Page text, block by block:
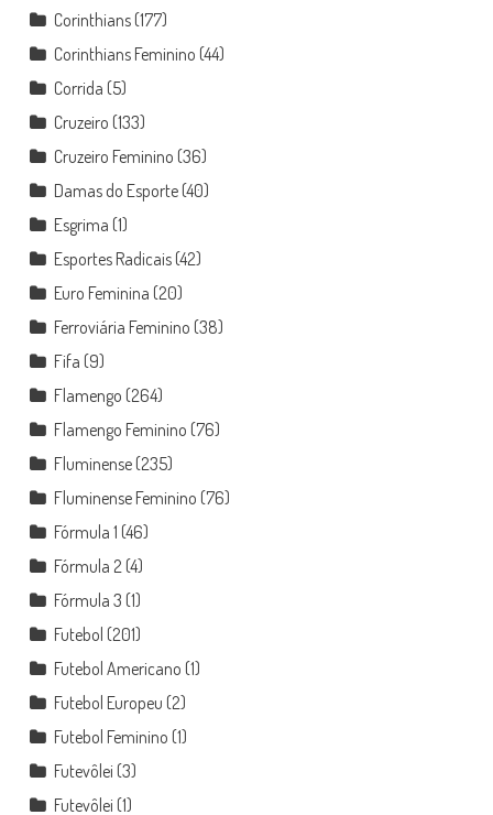
Corinthians(177)
Corinthians Feminino (44)
Corrida (5)
Cruzeiro (133)
Cruzeiro Feminino (36)
Damas do Esporte(40)
Esgrima (1)
Esportes Radicais(42)
Euro Feminina (20)
Ferroviária Feminino (38)
Fifa (9)
Flamengo (264)
Flamengo Feminino (76)
Fluminense(235)
Fluminense Feminino (76)
Fórmula 1 (46)
Fórmula 2(4)
Fórmula 3 (1)
Futebol (201)
Futebol Americano (1)
Futebol Europeu (2)
Futebol Feminino (1)
Futevôlei (3)
Futevôlei (1)